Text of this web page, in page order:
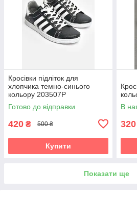
Кросівки підліток для
хлопчика темно-синього
кольору 203507P
Готово до відправки
420 ₴ 500 ₴
Купити
В
320
Показати ще